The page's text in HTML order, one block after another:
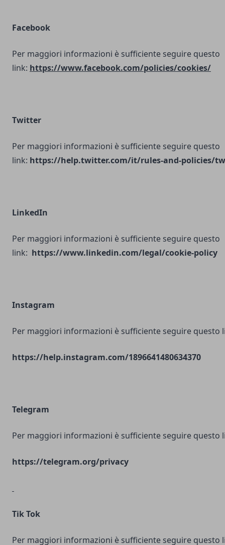
Facebook
Per maggiori informazioni è sufficiente seguire questo
link: https://www.facebook.com/policies/cookies/
Twitter
Per maggiori informazioni è sufficiente seguire questo
link: https://help.twitter.com/it/rules-and-policies/
LinkedIn
Per maggiori informazioni è sufficiente seguire questo
link: https://www.linkedin.com/legal/cookie-policy
Instagram
Per maggiori informazioni è sufficiente seguire questo
https://help.instagram.com/1896641480634370
Telegram
Per maggiori informazioni è sufficiente seguire questo
https://telegram.org/privacy
Tik Tok
Per maggiori informazioni è sufficiente seguire questo